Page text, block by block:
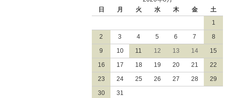
日
月 火 水 木 金
土
1
2
3 4 5 6 7
8
9
10 11 12 13 14
15
16
17 18 19 20 21
22
23
24 25 26 27 28
29
30
31